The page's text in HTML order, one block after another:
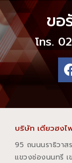
ขอ
โทร.
บริษัท เตียวฮงไ
95 ถนนนราธิวาส
แขวงช่องนนทรี เ